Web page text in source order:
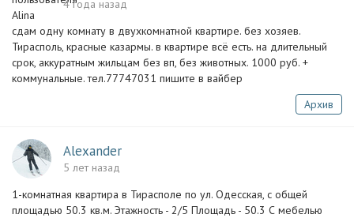
4 года назад
сдам одну комнату в двухкомнатной квартире. без хозяев.
Тирасполь, красные казармы. в квартире всё есть. на длительный
срок, аккуратным жильцам без вп, без животных. 1000 руб. +
коммунальные. тел.77747031 пишите в вайбер
Архив
Alexander
5 лет назад
1-комнатная квартира в Тирасполе по ул. Одесская, с общей
площадью 50.3 кв.м. Этажность - 2/5 Площадь - 50.3 С мебелью